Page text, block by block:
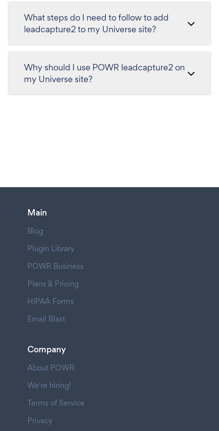
What steps do I need to follow to add
leadcapture2 to my Universe site?
Why should I use POWR leadcapture2 on
my Universe site?
Main
Blog
Plugin Library
POWR Business
Plans & Pricing
HIPAA Forms
Email Blast
Company
About POWR
We're hiring!
Terms of Service
Privacy